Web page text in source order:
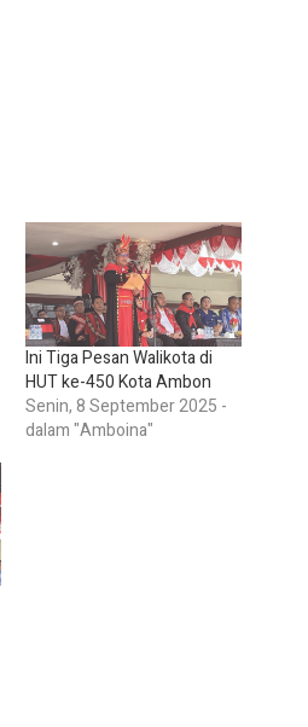
Ini Tiga Pesan Walikota di
HUT ke-450 Kota Ambon
Senin, 8 September 2025 -
dalam "Amboina"